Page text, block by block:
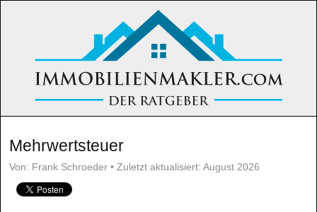
Mehrwertsteuer
Von: Frank Schroeder • Zuletzt aktualisiert: August 2026